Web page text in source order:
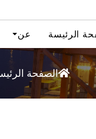
الرئيسة عن
الصفحة